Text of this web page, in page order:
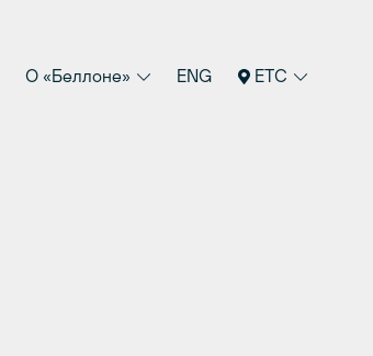
О «Беллоне» ENG ETC